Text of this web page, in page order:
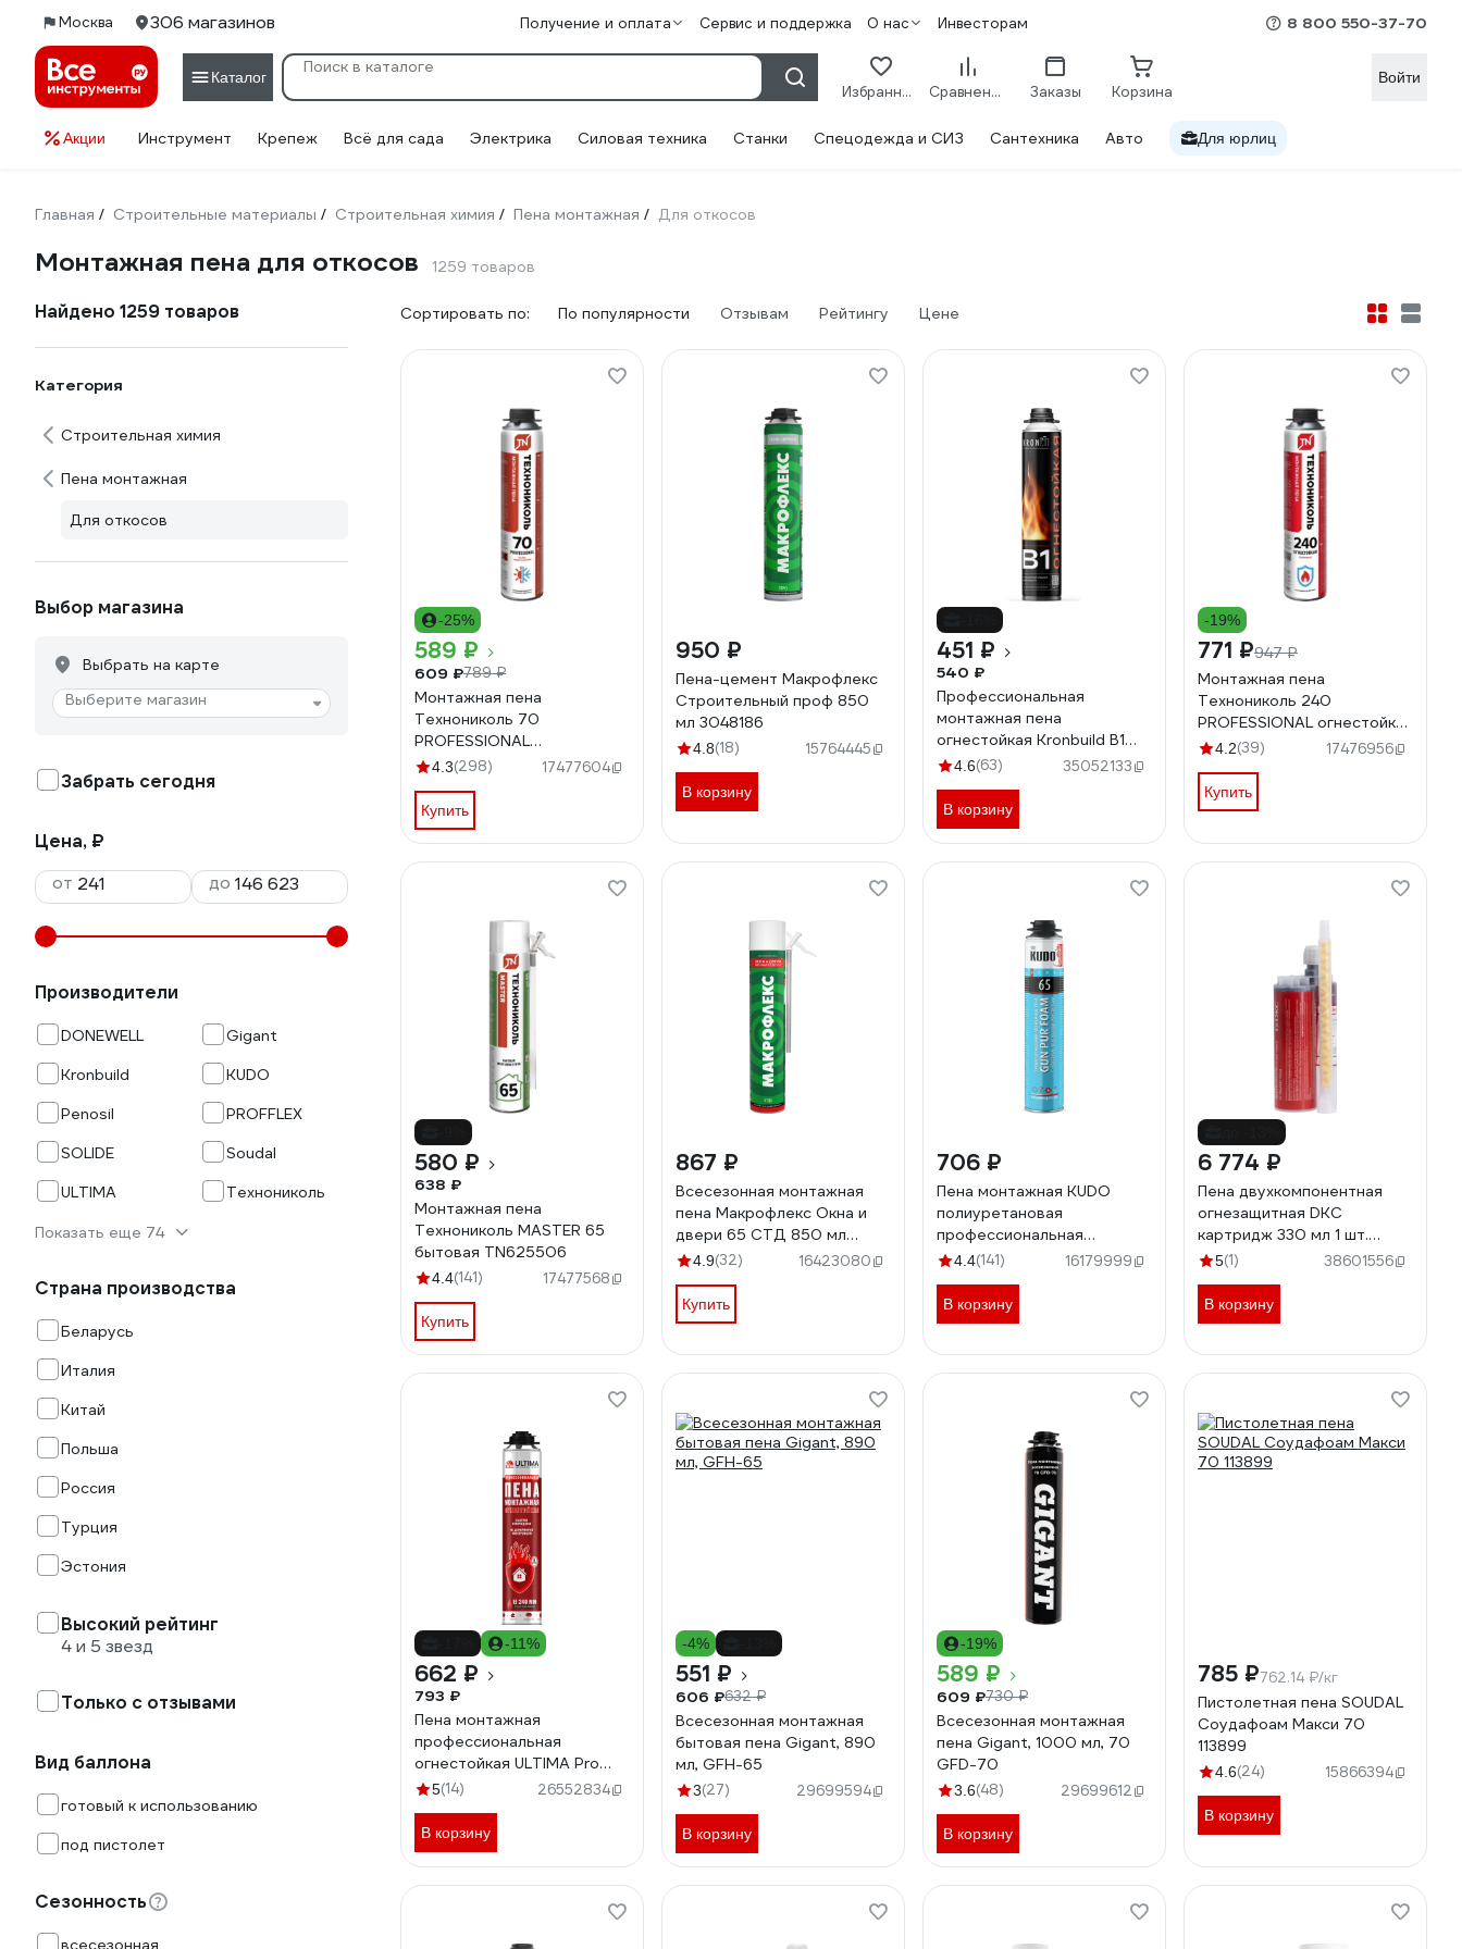
Москва 306 магазинов Получение и оплата Сервис и поддержка О нас Инвесторам 8 800 550-37-70
Каталог
Избранное Сравнение Заказы Корзина
Войти
Акции Инструмент Крепеж Всё для сада Электрика Силовая техника Станки Спецодежда и СИЗ Сантехника Авто Для юрлиц
Главная / Строительные материалы / Строительная химия / Пена монтажная / Для откосов
Монтажная пена для откосов 1259 товаров
Найдено 1259 товаров
Категория
Строительная химия
Пена монтажная
Для откосов
Выбор магазина
Выбрать на карте
Выберите магазин
Забрать сегодня
Цена, ₽
от
до
Производители
DONEWELL
Gigant
Kronbuild
KUDO
Penosil
PROFFLEX
SOLIDE
Soudal
ULTIMA
Технониколь
Показать еще 74
Страна производства
Беларусь
Италия
Китай
Польша
Россия
Турция
Эстония
Высокий рейтинг
4 и 5 звезд
Только с отзывами
Вид баллона
готовый к использованию
под пистолет
Сезонность
всесезонная
Сортировать по: По популярности Отзывам Рейтингу Цене
-25%
589 ₽
609 ₽789 ₽
Монтажная пена
Технониколь 70
PROFESSIONAL
всесезонная Объем 1000
4.3(298) 17477604
Купить
950 ₽
Пена-цемент Макрофлекс
Строительный проф 850
мл 3048186
4.8(18) 15764445
В корзину
451 ₽
540 ₽
Профессиональная
монтажная пена
огнестойкая Kronbuild B1
FPFB1
4.6(63) 35052133
В корзину
-19%
771 ₽947 ₽
Монтажная пена
Технониколь 240
PROFESSIONAL огнестойкая
1000 мл TN528380
4.2(39) 17476956
Купить
580 ₽
638 ₽
Монтажная пена
Технониколь MASTER 65
бытовая TN625506
4.4(141) 17477568
Купить
867 ₽
Всесезонная монтажная
пена Макрофлекс Окна и
двери 65 СТД 850 мл
3048182
4.9(32) 16423080
Купить
706 ₽
Пена монтажная KUDO
полиуретановая
профессиональная
всесезонная HOME 65
4.4(141) 16179999
В корзину
6 774 ₽
Пена двухкомпонентная
огнезащитная DKC
картридж 330 мл 1 шт.
DN1201
5(1) 38601556
В корзину
-11%
662 ₽
793 ₽
Пена монтажная
профессиональная
огнестойкая ULTIMA Pro
750мл UPROFR UPROFRT
5(14) 26552834
В корзину
-4%
551 ₽
606 ₽632 ₽
Всесезонная монтажная
бытовая пена Gigant, 890
мл, GFH-65
3(27) 29699594
В корзину
-19%
589 ₽
609 ₽730 ₽
Всесезонная монтажная
пена Gigant, 1000 мл, 70
GFD-70
3.6(48) 29699612
В корзину
785 ₽762.14 ₽/кг
Пистолетная пена SOUDAL
Соудафоам Макси 70
113899
4.6(24) 15866394
В корзину